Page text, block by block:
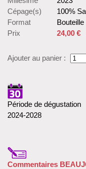
Cépage(s)
100%
Format
Prix
24,00 €
Ajouter au panier :
Période de dégustation
2024-2028
Commentaires